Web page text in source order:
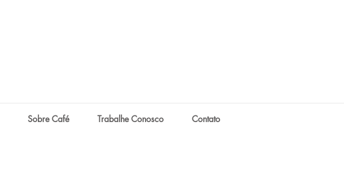
Sobre Café Trabalhe Conosco Contato